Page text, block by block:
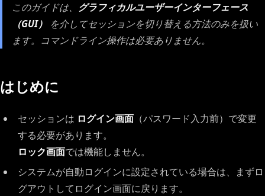
このガイドは、
グラフィカルユーザーインターフェース
（GUI）
を介してセッションを切り替える方法のみを扱い
ます。コマンドライン操作は必要ありません。
はじめに
セッションは ログイン画面 （パスワード入力前）で変更
する必要があります。
ロック画面では機能しません。
システムが自動ログインに設定されている場合は、まずロ
グアウトしてログイン画面に戻ります。